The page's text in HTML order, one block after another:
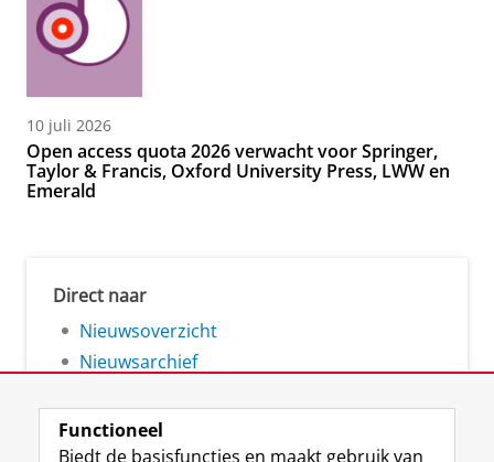
10 juli 2026
Open access quota 2026 verwacht voor Springer,
Taylor & Francis, Oxford University Press, LWW en
Emerald
Direct naar
Nieuwsoverzicht
Nieuwsarchief
Functioneel
Biedt de basisfuncties en maakt gebruik van